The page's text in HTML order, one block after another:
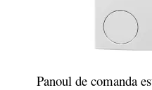
Panoul de comanda